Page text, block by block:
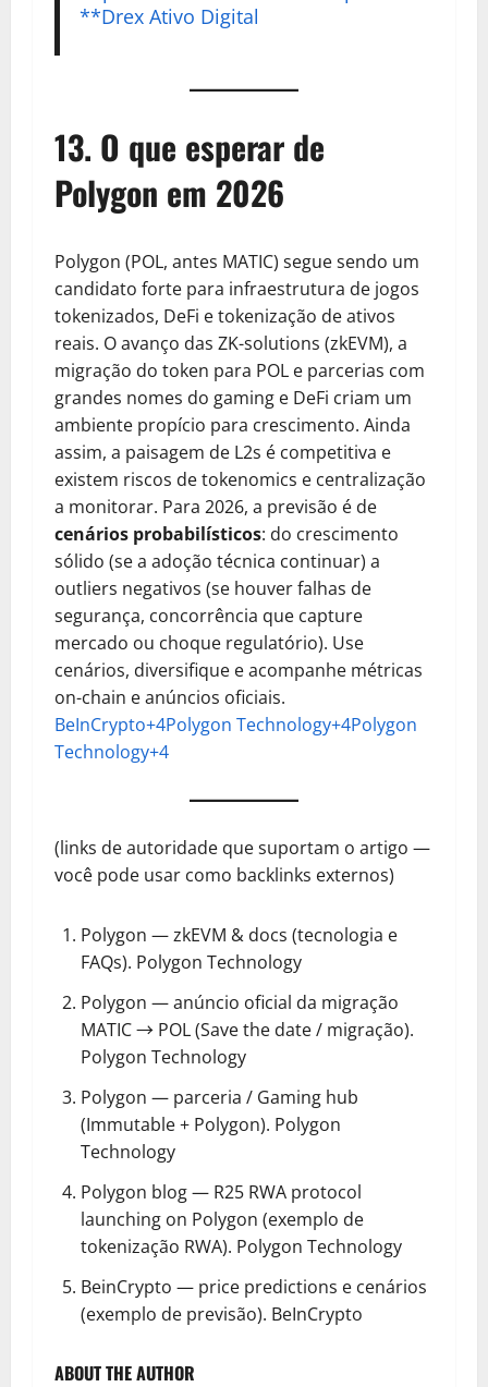
**Drex Ativo Digital
13. O que esperar de
Polygon em 2026
Polygon (POL, antes MATIC) segue sendo um
candidato forte para infraestrutura de jogos
tokenizados, DeFi e tokenização de ativos
reais. O avanço das ZK-solutions (zkEVM), a
migração do token para POL e parcerias com
grandes nomes do gaming e DeFi criam um
ambiente propício para crescimento. Ainda
assim, a paisagem de L2s é competitiva e
existem riscos de tokenomics e centralização
a monitorar. Para 2026, a previsão é de
cenários probabilísticos: do crescimento
sólido (se a adoção técnica continuar) a
outliers negativos (se houver falhas de
segurança, concorrência que capture
mercado ou choque regulatório). Use
cenários, diversifique e acompanhe métricas
on-chain e anúncios oficiais.
BeInCrypto+4Polygon Technology+4Polygon
Technology+4
(links de autoridade que suportam o artigo —
você pode usar como backlinks externos)
Polygon — zkEVM & docs (tecnologia e
FAQs). Polygon Technology
Polygon — anúncio oficial da migração
MATIC → POL (Save the date / migração).
Polygon Technology
Polygon — parceria / Gaming hub
(Immutable + Polygon). Polygon
Technology
Polygon blog — R25 RWA protocol
launching on Polygon (exemplo de
tokenização RWA). Polygon Technology
BeinCrypto — price predictions e cenários
(exemplo de previsão). BeInCrypto
ABOUT THE AUTHOR